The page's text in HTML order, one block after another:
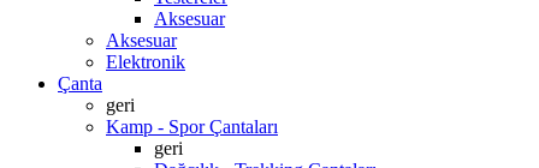
Aksesuar
Aksesuar
Elektronik
Çanta
geri
Kamp - Spor Çantaları
geri